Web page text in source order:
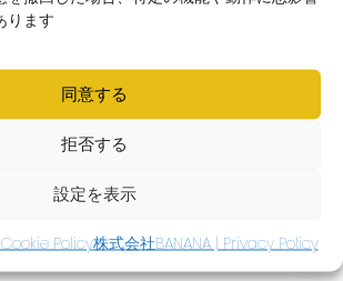
ります
同意する
拒否する
設定を表示
Policy株式会社BANANA | Privacy Policy
ンスをお見逃しなく！
お気軽にお問い合わせください！
わせ：029-354-0050
banana-sweet.com